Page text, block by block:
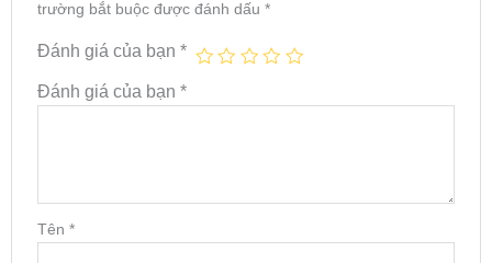
trường bắt buộc được đánh dấu *
Đánh giá của bạn *
Đánh giá của bạn *
Tên *